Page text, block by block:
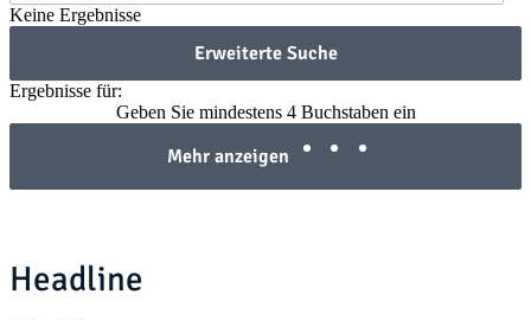
Keine Ergebnisse
Erweiterte Suche
Ergebnisse für:
Geben Sie mindestens 4 Buchstaben ein
Mehr anzeigen
Headline